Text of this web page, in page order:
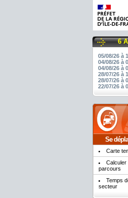
6
05/08/26 à
04/08/26 à
04/08/26 à
28/07/26 à
28/07/26 à
22/07/26 à
Se
Carte
Calculer
parcours
Temps
secteur